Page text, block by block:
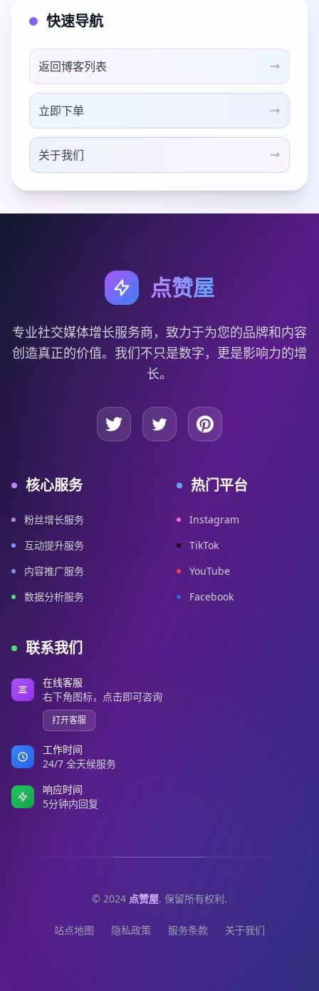
快速导航
返回博客列表
立即下单
关于我们
点赞屋
专业社交媒体增长服务商，致力于为您的品牌和内容
创造真正的价值。我们不只是数字，更是影响力的增
长。
核心服务
粉丝增长服务
互动提升服务
内容推广服务
数据分析服务
热门平台
Instagram
TikTok
YouTube
Facebook
联系我们
在线客服
右下角图标，点击即可咨询
打开客服
工作时间
24/7 全天候服务
响应时间
5分钟内回复
© 2024 点赞屋. 保留所有权利.
站点地图 隐私政策 服务条款 关于我们